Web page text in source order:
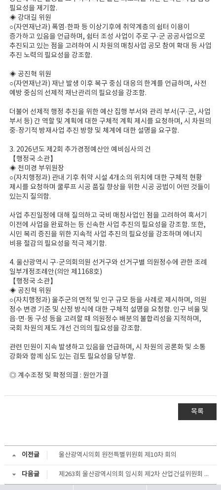
필요성을 제기함.
◈ 강대길 위원
○(자연재난과) 폭염·한파 등 이상기후에 취약계층의 쉼터 이용이
증가하고 있음을 언급하며, 쉼터 조성 사업이 주로 구·군 공공사업으로
추진되고 있는 점을 고려하여 시 차원의 매칭사업 공모 참여 확대 등 사업
추진 노력의 필요성을 강조함.
◈ 공진혁 위원
○(자연재난과) 재난 발생 이후 복구 중심 대응의 한계를 언급하며, 사전
예방 중심의 선제적 재난관리의 필요성을 강조함.
더불어 선제적 행정 추진을 위한 예산 집행 부서와 관리 부서(구·군, 사업
부서 등) 간 역할 및 계획에 대한 구체적 계획 제시를 요청하며, 시 차원의
중·장기적 방재사업 추진 방향 및 체계에 대한 설명을 요구함.
3. 2026년도 제2회 추가경정예산안 예비심사의 건
【행정국 소관】
◈ 천미경 부위원장
○(자치행정과) 관내 기후 취약 시설 4개소의 위치에 대한 구체적 현황
제시를 요청하며 쿨루프 시공 품질 향상을 위한 시공 공법이 어떤 것들이
있는지 질의함.
사업 추진일정에 대해 질의하고 국비 매칭사업인 점을 고려하여 혹서기
이전에 사업을 완료하는 등 신속한 사업 추진의 필요성을 강조함. 또한,
시민 복리 증진을 위한 지속적 사업 추진의 필요성을 강조하며 에너지
비용 절감의 필요성을 적극 제기함.
4. 울산광역시 구·군의회의원 선거구와 선거구별 의원정수에 관한 조례
일부개정조례안(의안 제1168호)
【행정국 소관】
◈ 공진혁 위원
○(자치행정과) 울주군의 면적 및 인구 규모 등을 사례로 제시하며, 의원
정수 변경 기준 및 산정 방식에 대한 구체적 설명을 요청함. 인구 비율 및
읍·면·동 구성 등을 고려할 때 의원정수 배분의 불합리성을 지적하며,
국회 차원의 제도 개선 건의의 필요성을 강조함.
관련 민원이 지속 발생하고 있음을 언급하며, 시 차원의 공론화 및 소통
강화와 함께 심도 있는 검토 필요성을 당부함.
◎ 계수조정 및 확정의결 : 원안가결
목록
이전글 울산광역시의회 원전특별위원회 제10차 회의
다음글 제263회 울산광역시의회 임시회 제2차 산업건설위원회 회의결과